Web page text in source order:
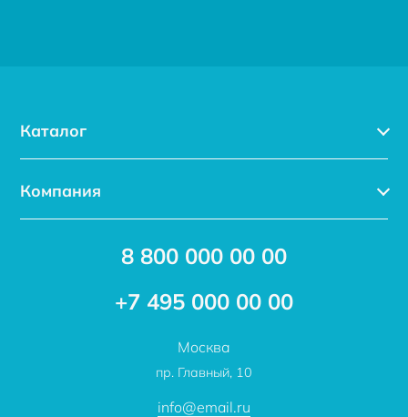
Каталог
Каталог
Услуги
Компания
Доставка
8 800 000 00 00
+7 495 000 00 00
Москва
пр. Главный, 10
info@email.ru